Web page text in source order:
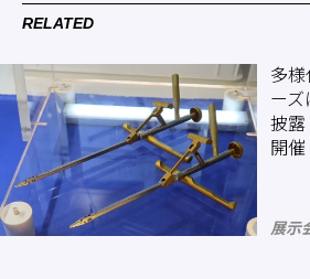
RELATED
多様
ーズ
披露
開催
展示